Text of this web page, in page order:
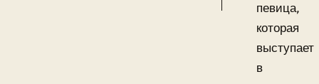
певица,
которая
выступает
в